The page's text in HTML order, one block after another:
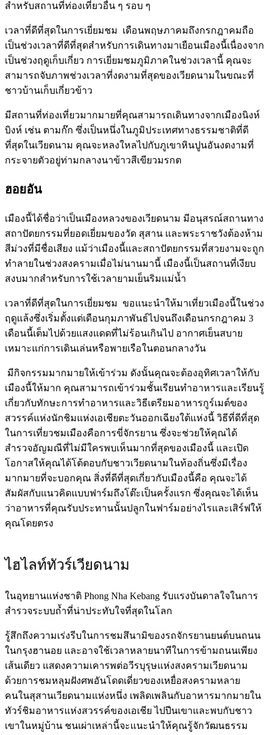
สำหรับสถานที่ท่องเที่ยวอื่น ๆ รอบ ๆ
เวลาที่ดีที่สุดในการเยี่ยมชม เดือนพฤษภาคมถึงกรกฎาคมถือ
เป็นช่วงเวลาที่ดีที่สุดสำหรับการเดินทางมาเยือนเมืองนี้เนื่องจาก
เป็นช่วงฤดูเก็บเกี่ยว การเยี่ยมชมภูมิภาคในช่วงเวลานี้ คุณจะ
สามารถจับภาพช่วงเวลาที่งดงามที่สุดของเวียดนามในขณะที่
ชาวบ้านเก็บเกี่ยวข้าว
มีสถานที่ท่องเที่ยวมากมายที่คุณสามารถเดินทางจากเมืองนิงห์
บิงห์ เช่น ตามก๊ก ซึ่งเป็นหนึ่งในภูมิประเทศทางธรรมชาติที่ดี
ที่สุดในเวียดนาม คุณจะหลงใหลไปกับภูเขาหินปูนอันงดงามที่
กระจายตัวอยู่ท่ามกลางนาข้าวสีเขียวมรกต
ฮอยอัน
เมืองนี้ได้ชื่อว่าเป็นเมืองหลวงของเวียดนาม มีอนุสรณ์สถานทาง
สถาปัตยกรรมที่ยอดเยี่ยมของวัด สุสาน และพระราชวังต้องห้าม
สีม่วงที่มีชื่อเสียง แม้ว่าเมืองนี้และสถาปัตยกรรมที่สวยงามจะถูก
ทำลายในช่วงสงครามเมื่อไม่นานมานี้ เมืองนี้เป็นสถานที่เงียบ
สงบมากสำหรับการใช้เวลายามเย็นริมแม่น้ำ
เวลาที่ดีที่สุดในการเยี่ยมชม ขอแนะนำให้มาเที่ยวเมืองนี้ในช่วง
ฤดูแล้งซึ่งเริ่มตั้งแต่เดือนกุมภาพันธ์ไปจนถึงเดือนกรกฎาคม 3
เดือนนี้เต็มไปด้วยแสงแดดที่ไม่ร้อนเกินไป อากาศเย็นสบาย
เหมาะแก่การเดินเล่นหรือพายเรือในตอนกลางวัน
มีกิจกรรมมากมายให้เข้าร่วม ดังนั้นคุณจะต้องอุทิศเวลาให้กับ
เมืองนี้ให้มาก คุณสามารถเข้าร่วมชั้นเรียนทำอาหารและเรียนรู้
เกี่ยวกับทักษะการทำอาหารและวิธีเตรียมอาหารกูร์เมต์ของ
สวรรค์แห่งนักชิมแห่งเอเชียตะวันออกเฉียงใต้แห่งนี้ วิธีที่ดีที่สุด
ในการเที่ยวชมเมืองคือการขี่จักรยาน ซึ่งจะช่วยให้คุณได้
สำรวจอัญมณีที่ไม่มีใครพบเห็นมากที่สุดของเมืองนี้ และเปิด
โอกาสให้คุณได้โต้ตอบกับชาวเวียดนามในท้องถิ่นซึ่งมีเรื่อง
มากมายที่จะบอกคุณ สิ่งที่ดีที่สุดเกี่ยวกับเมืองนี้คือ คุณจะได้
สัมผัสกับแนวคิดแบบฟาร์มถึงโต๊ะเป็นครั้งแรก ซึ่งคุณจะได้เห็น
ว่าอาหารที่คุณรับประทานนั้นปลูกในฟาร์มอย่างไรและเสิร์ฟให้
คุณโดยตรง
ไฮไลท์ทัวร์เวียดนาม
ในอุทยานแห่งชาติ Phong Nha Kebang รับแรงบันดาลใจในการ
สำรวจระบบถ้ำที่น่าประทับใจที่สุดในโลก
รู้สึกถึงความเร่งรีบในการชมสึนามิของรถจักรยานยนต์บนถนน
ในกรุงฮานอย และอาจใช้เวลาหลายนาทีในการข้ามถนนเพียง
เส้นเดียว แสดงความเคารพต่อวีรบุรุษแห่งสงครามเวียดนาม
ด้วยการชมหลุมฝังศพอันโดดเดี่ยวของเหยื่อสงครามหลาย
คนในสุสานเวียดนามแห่งหนึ่ง เพลิดเพลินกับอาหารมากมายใน
ทัวร์ชิมอาหารแห่งสวรรค์ของเอเชีย ไปปีนเขาและพบกับชาว
เขาในหมู่บ้าน ชนเผ่าเหล่านี้จะแนะนำให้คุณรู้จักวัฒนธรรม